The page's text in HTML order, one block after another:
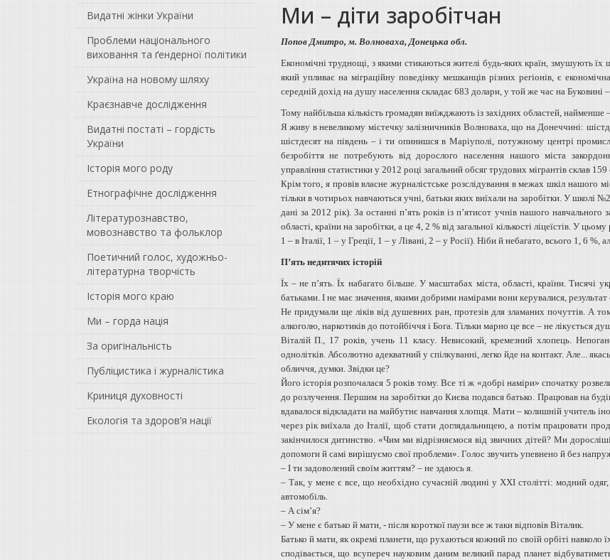
Видатні жінки України
Проблеми національного
виховання та ґендерної політики
Україна на новому шляху
Краєзнавче дослідження
Видатні постаті – гордість
України
Історія мого роду
Етнографічне дослідження
Літературознавство,
мовознавство та фольклор
Поетичний голос, художньо-
літературна творчість
Історія мого краю
Ми – горда нація
За оригінальність
Публіцистика і журналістика
Криниця духовності
Екологія та здоров’я нації
Ми – діти заробітчан
Попов Дмитро, м. Волноваха, Донецька обл.
Економічні труднощі, з якими стикаються жителі будь-яких країн, змушують
який упливає на міграційну поведінку мешканців різних регіонів, є
середній дохід на душу населення складає 683 долари, у той же час на Буковині
Тому найбільша кількість громадян виїжджають із західних областей, найменше
Я живу в невеликому містечку залізничників Волноваха, що на Донеччині:
шістдесят на південь – і ти опинишся в Маріуполі, потужному центрі
безробіття не потребують від дорослого населення нашого міста
управління статистики у 2012 році загальний обсяг трудових мігрантів склав
Крім того, я провів власне журналістське розслідування в межах шкіл нашого
тільки в чотирьох навчаються учні, батьки яких виїхали на заробітки. У
дані за 2012 рік). За останні п’ять років із п’ятисот учнів нашого
області, країни на заробітки, а це 4, 2 % від загальної кількості ліцеїстів. У
1 – в Італії, 1 – у Греції, 1 – у Лівані, 2 – у Росії). Ніби й небагато, всього 1, 6 %,
П’ять недитячих історій
Їх – не п’ять. Їх набагато більше. У масштабах міста, області, країни.
батьками. І не має значення, якими добрими намірами вони керувалися,
Не придумали ще ліків від душевних ран, протезів для зламаних почуттів. А
алкоголю, наркотиків до потойбіччя і Бога. Тільки марно це все – не лікується
Віталій П., 17 років, учень 11 класу. Невисокий, кремезний хлопець.
однолітків. Абсолютно адекватний у спілкуванні, легко йде на контакт. Але...
обличчя, думки. Звідки це?
Його історія розпочалася 5 років тому. Все ті ж «добрі наміри» спочатку
до розлучення. Першим на заробітки до Києва подався батько. Працював на
вдавалося відкладати на майбутнє навчання хлопця. Мати – колишній учитель
через рік виїхала до Італії, щоб стати доглядальницею, а потім працювати
закінчилося дитинство. «Чим ми відрізняємося від звичних дітей? Ми
допомоги й самі вирішуємо свої проблеми». Голос звучить упевнено й без
– І ти задоволений своїм життям? – не здаюсь я.
– Так, у мене є все, що необхідно сучасній людині у ХХІ столітті: модний
автомобіль.
– А сім’я?
– У мене є батько й мати, - після короткої паузи все ж таки відповів Віталик.
Батько й мати, як окремі планети, що рухаються кожний по своїй орбіті навколо
сподівається, що всупереч науковим даним великий парад планет